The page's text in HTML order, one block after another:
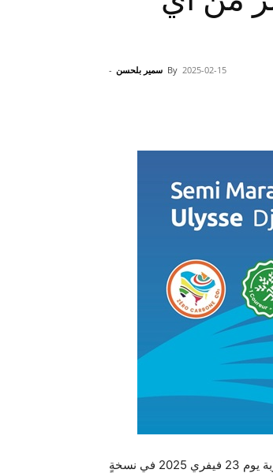
By سمير بلحسن - 2025-02-15
يعود نصف ماراطون أوليس جربة يوم 23 فيفري 2025 في نسخةٍ